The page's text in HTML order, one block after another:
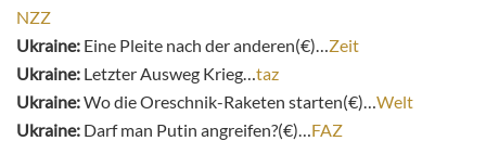
NZZ
Ukraine: Eine Pleite nach der anderen(€)… Zeit
Ukraine: Letzter Ausweg Krieg… taz
Ukraine:Wo die Oreschnik-Raketen starten(€)… Welt
Ukraine: Darf man Putin angreifen?(€)… FAZ